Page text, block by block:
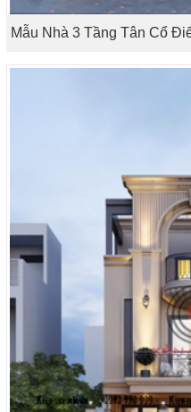
Mẫu Nhà 3 Tầng Tân Cổ